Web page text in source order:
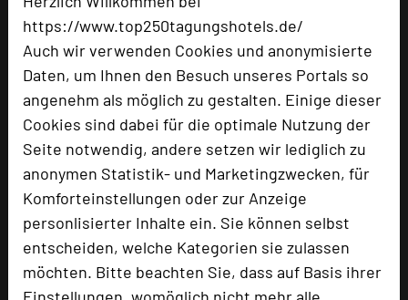
https://www.top250tagungshotels.de/
Auch wir verwenden Cookies und anonymisierte
Daten, um Ihnen den Besuch unseres Portals so
angenehm als möglich zu gestalten. Einige dieser
Cookies sind dabei für die optimale Nutzung der
Seite notwendig, andere setzen wir lediglich zu
anonymen Statistik- und Marketingzwecken, für
Komforteinstellungen oder zur Anzeige
personlisierter Inhalte ein. Sie können selbst
entscheiden, welche Kategorien sie zulassen
möchten. Bitte beachten Sie, dass auf Basis ihrer
Einstellungen, womöglich nicht mehr alle
Inselkammerstraße 7 -9
82008 Unterhaching
phone +49 89 66691-745
mail Email
language Homepage
zur Tagungsanfrage hinzufügen
Bewertung